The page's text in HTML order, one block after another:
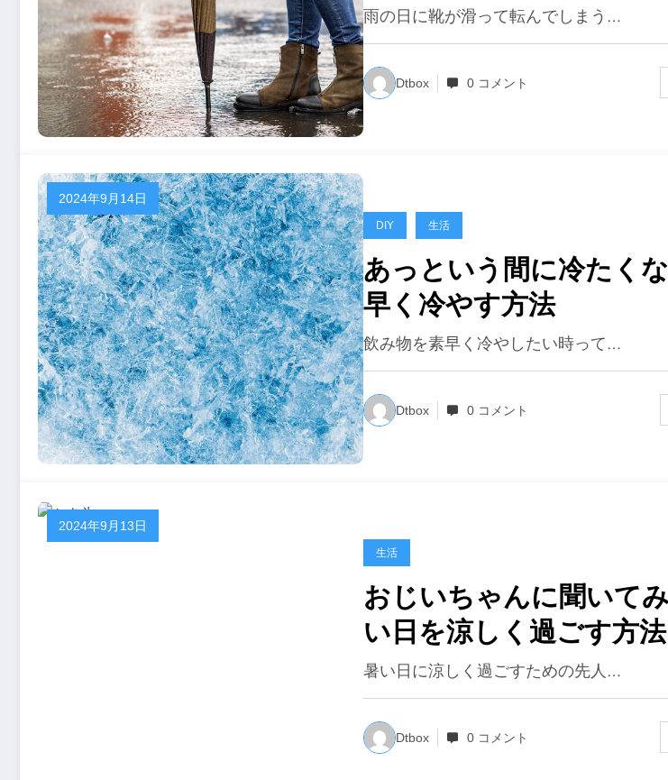
雨の日に靴が滑って転んでしまう…
Dtbox 0 コメント
2024年9月14日
DIY 生活
あっという間に冷たく
早く冷やす方法
飲み物を素早く冷やしたい時って…
Dtbox 0 コメント
2024年9月13日
生活
おじいちゃんに聞いて
い日を涼しく過ごす方法
暑い日に涼しく過ごすための先人…
Dtbox 0 コメント